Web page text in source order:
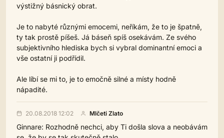
výstižný básnický obrat.
Je to nabyté různými emocemi, neříkám, že to je špatně,
ty tak prostě píšeš. Já báseň spíš osekávám. Ze svého
subjektivního hlediska bych si vybral dominantní emoci a
vše ostatní ji podřídil.
Ale líbí se mi to, je to emočně silné a místy hodně
nápadité.
20.08.2018 12:02 Mlčeti Zlato
Ginnare: Rozhodně nechci, aby Ti došla slova a neobávám